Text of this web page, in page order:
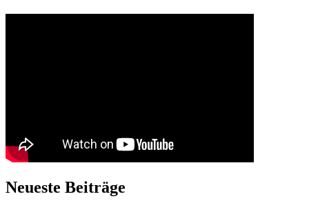
Neueste Beiträge